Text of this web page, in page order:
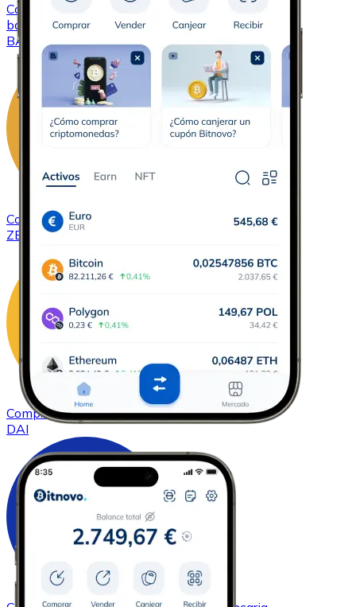
Comprar
bancaria
BAT
ComprarZCash
con transferencia bancaria
ZEC
ComprarDAIcon transferencia bancaria
DAI